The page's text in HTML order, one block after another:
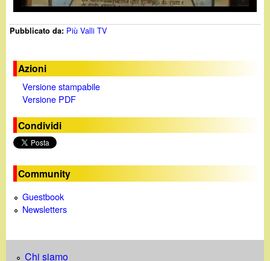
y
Pubblicato da: Più Valli TV
Azioni
Versione stampabile
Versione PDF
Condividi
Community
Guestbook
Newsletters
Chi siamo